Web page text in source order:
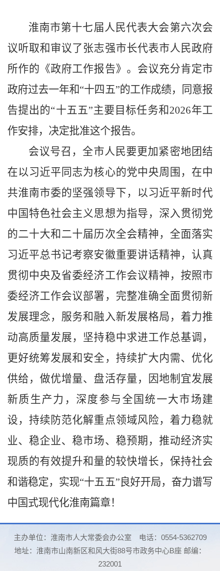
淮南市第十七届人民代表大会第六次会
议听取和审议了张志强市长代表市人民政府
所作的《政府工作报告》。会议充分肯定市
政府过去一年和“十四五”的工作成绩，同意报
告提出的“十五五”主要目标任务和2026年工
作安排，决定批准这个报告。
会议号召，全市人民要更加紧密地团结
在以习近平同志为核心的党中央周围，在中
共淮南市委的坚强领导下，以习近平新时代
中国特色社会主义思想为指导，深入贯彻党
的二十大和二十届历次全会精神，全面落实
习近平总书记考察安徽重要讲话精神，认真
贯彻中央及省委经济工作会议精神，按照市
委经济工作会议部署，完整准确全面贯彻新
发展理念，服务和融入新发展格局，着力推
动高质量发展，坚持稳中求进工作总基调，
更好统筹发展和安全，持续扩大内需、优化
供给，做优增量、盘活存量，因地制宜发展
新质生产力，深度参与全国统一大市场建
设，持续防范化解重点领域风险，着力稳就
业、稳企业、稳市场、稳预期，推动经济实
现质的有效提升和量的较快增长，保持社会
和谐稳定，实现“十五五”良好开局，奋力谱写
中国式现代化淮南篇章！
主办单位：淮南市人大常委会办公室
电话：0554-5362709
地址：淮南市山南新区和风大街88号市政务中心B座 邮编：
232001